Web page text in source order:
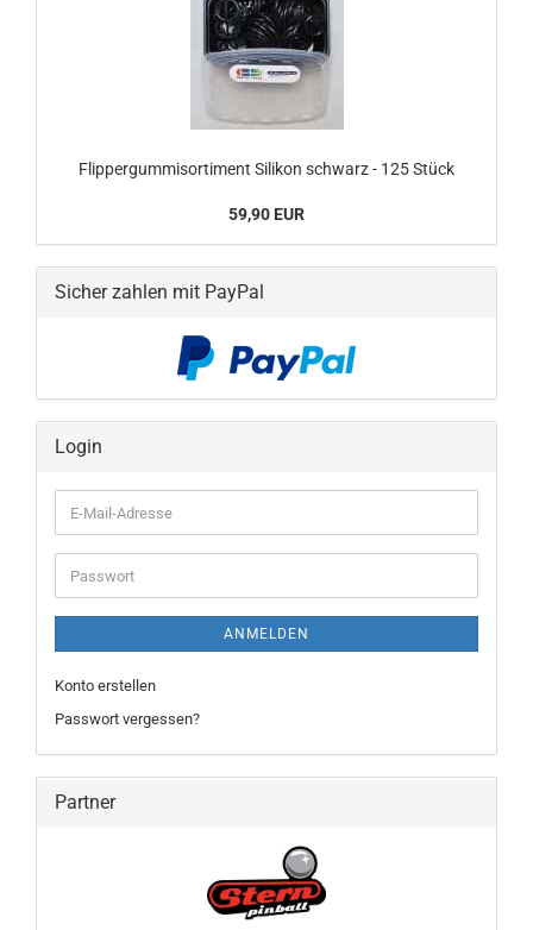
Flippergummisortiment Silikon schwarz - 125 Stück
59,90 EUR
Sicher zahlen mit PayPal
Login
E-
Mail-
Adresse
Passwort
ANMELDEN
Konto erstellen
Passwort vergessen?
Partner